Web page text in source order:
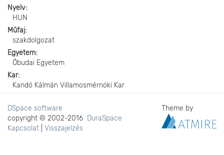
Nyelv
HUN
Műfaj
szakdolgozat
Egyetem
Óbudai Egyetem
Kar
Kandó Kálmán Villamosmérnöki Kar
DSpace software
copyright © 2002-2016 DuraSpace
Kapcsolat
Visszajelzés
Theme by